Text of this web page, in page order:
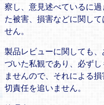
察し、意見述べているに
た被害、損害などに関し
せん。
製品レビューに関しても
づいた私観であり、必ず
ませんので、それによる
切責任を追いません。